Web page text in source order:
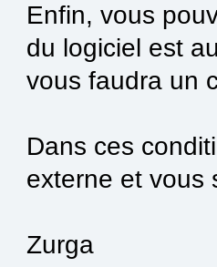
Enfin, vous
du logiciel est
vous faudra un
Dans ces
externe et vous
Zurga